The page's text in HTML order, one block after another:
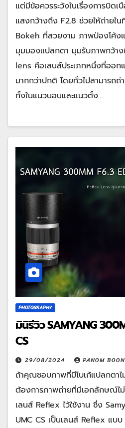
แต่มีข้อควรระวังในเรื่องการบิด
แสงกว้างถึง F2.8 ช่วยให้ถ่ายใ
Bokeh ที่สวยงาม ภาพป่องโค้ง
มุมมองแปลกตา มุมรับภาพกว้า
lens คือเลนส์ประเภทหนึ่งที่ออก
มากกว่าปกติ โดยทั่วไปสามารถ
ทั้งในแนวนอนและแนวตั้ง…
PHOTOGRAPHY
มินิรีวิว SAMYANG
CS
29/08/2024 PANOM
ถ้าคุณชอบภาพที่มีโบเก้แปลกตา
ต้องการภาพถ่ายที่มีเอกลักษณ์ไ
เลนส์ Reflex ไว้ใช้งาน ซึ่ง
UMC CS เป็นเลนส์ Reflex แบ